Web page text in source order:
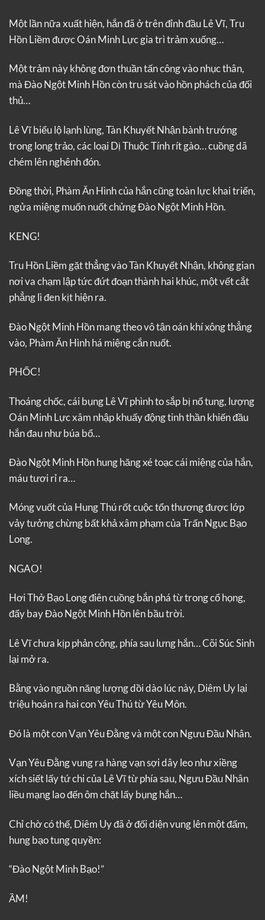
Một lần nữa xuất hiện, hắn đã ở trên đỉnh đầu Lê Vĩ, Tru
Hồn Liềm được Oán Minh Lực gia trì trảm xuống…
Một trảm này không đơn thuần tấn công vào nhục thân,
mà Đào Ngột Minh Hồn còn tru sát vào hồn phách của đối
thủ…
Lê Vĩ biểu lộ lạnh lùng, Tàn Khuyết Nhận bành trướng
trong long trảo, các loại Dị Thuộc Tính rít gào… cuồng dã
chém lên nghênh đón.
Đồng thời, Phàm Ăn Hình của hắn cũng toàn lực khai triển,
ngửa miệng muốn nuốt chửng Đào Ngột Minh Hồn.
KENG!
Tru Hồn Liềm gặt thẳng vào Tàn Khuyết Nhận, không gian
nơi va chạm lập tức đứt đoạn thành hai khúc, một vết cắt
phẳng lì đen kịt hiện ra.
Đào Ngột Minh Hồn mang theo vô tận oán khí xông thẳng
vào, Phàm Ăn Hình há miệng cắn nuốt.
PHỐC!
Thoáng chốc, cái bụng Lê Vĩ phình to sắp bị nổ tung, lượng
Oán Minh Lực xâm nhập khuấy động tinh thần khiến đầu
hắn đau như búa bổ…
Đào Ngột Minh Hồn hung hăng xé toạc cái miệng của hắn,
máu tươi rỉ ra…
Móng vuốt của Hung Thú rốt cuộc tổn thương được lớp
vảy tưởng chừng bất khả xâm phạm của Trấn Ngục Bạo
Long.
NGAO!
Hơi Thở Bạo Long điên cuồng bắn phá từ trong cổ họng,
đẩy bay Đào Ngột Minh Hồn lên bầu trời.
Lê Vĩ chưa kịp phản công, phía sau lưng hắn… Cõi Súc Sinh
lại mở ra.
Bằng vào nguồn năng lượng dồi dào lúc này, Diêm Uy lại
triệu hoán ra hai con Yêu Thú từ Yêu Môn.
Đó là một con Vạn Yêu Đằng và một con Ngưu Đầu Nhân.
Vạn Yêu Đằng vung ra hàng vạn sợi dây leo như xiềng
xích siết lấy tứ chi của Lê Vĩ từ phía sau, Ngưu Đầu Nhân
liều mạng lao đến ôm chặt lấy bụng hắn…
Chỉ chờ có thế, Diêm Uy đã ở đối diện vung lên một đấm,
hung bạo tung quyền:
“Đào Ngột Minh Bạo!”
ẦM!